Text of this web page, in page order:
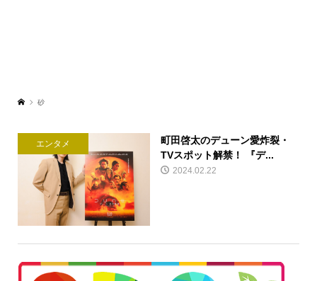
砂
エンタメ
町田啓太のデューン愛炸裂・
TVスポット解禁！ 『デ...
2024.02.22